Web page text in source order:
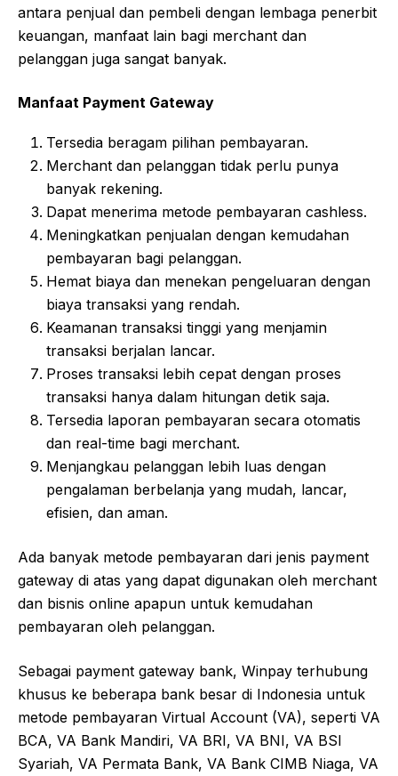
antara penjual dan pembeli dengan lembaga penerbit
keuangan, manfaat lain bagi merchant dan
pelanggan juga sangat banyak.
Manfaat Payment Gateway
Tersedia beragam pilihan pembayaran.
Merchant dan pelanggan tidak perlu punya
banyak rekening.
Dapat menerima metode pembayaran cashless.
Meningkatkan penjualan dengan kemudahan
pembayaran bagi pelanggan.
Hemat biaya dan menekan pengeluaran dengan
biaya transaksi yang rendah.
Keamanan transaksi tinggi yang menjamin
transaksi berjalan lancar.
Proses transaksi lebih cepat dengan proses
transaksi hanya dalam hitungan detik saja.
Tersedia laporan pembayaran secara otomatis
dan real-time bagi merchant.
Menjangkau pelanggan lebih luas dengan
pengalaman berbelanja yang mudah, lancar,
efisien, dan aman.
Ada banyak metode pembayaran dari jenis payment
gateway di atas yang dapat digunakan oleh merchant
dan bisnis online apapun untuk kemudahan
pembayaran oleh pelanggan.
Sebagai payment gateway bank, Winpay terhubung
khusus ke beberapa bank besar di Indonesia untuk
metode pembayaran Virtual Account (VA), seperti VA
BCA, VA Bank Mandiri, VA BRI, VA BNI, VA BSI
Syariah, VA Permata Bank, VA Bank CIMB Niaga, VA